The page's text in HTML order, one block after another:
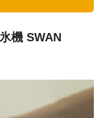
機 SWAN